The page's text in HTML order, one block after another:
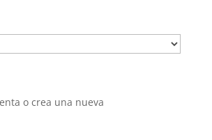
o crea una nueva